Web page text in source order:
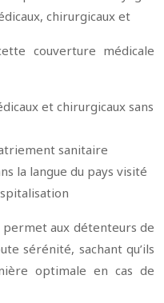
chirurgicaux et
couverture médicale
et chirurgicaux sans
sanitaire
la langue du pays visité
aux détenteurs de
sérénité, sachant qu’ils
optimale en cas de